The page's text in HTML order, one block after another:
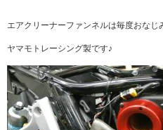
エアクリーナーファンネルは毎度おなじ
ヤマモトレーシング製です♪